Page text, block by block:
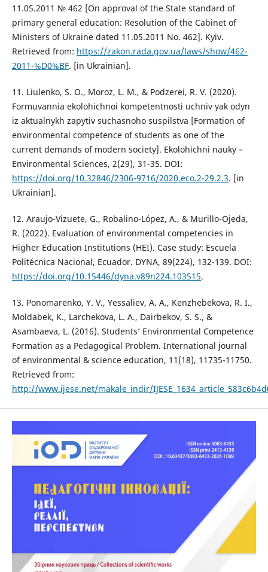
11.05.2011 № 462 [On approval of the State standard of
primary general education: Resolution of the Cabinet of
Ministers of Ukraine dated 11.05.2011 No. 462]. Kyiv.
Retrieved from: https://zakon.rada.gov.ua/laws/show/462-
2011-%D0%BF. [in Ukrainian].
11. Liulenko, S. O., Moroz, L. M., & Podzerei, R. V. (2020).
Formuvannia ekolohichnoi kompetentnosti uchniv yak odyn
iz aktualnykh zapytiv suchasnoho suspilstva [Formation of
environmental competence of students as one of the
current demands of modern society]. Ekolohichni nauky –
Environmental Sciences, 2(29), 31-35. DOI:
https://doi.org/10.32846/2306-9716/2020.eco.2-29.2.3. [in
Ukrainian].
12. Araujo-Vizuete, G., Robalino-López, A., & Murillo-Ojeda,
R. (2022). Evaluation of environmental competencies in
Higher Education Institutions (HEI). Case study: Escuela
Politécnica Nacional, Ecuador. DYNA, 89(224), 132-139. DOI:
https://doi.org/10.15446/dyna.v89n224.103515.
13. Ponomarenko, Y. V., Yessaliev, A. A., Kenzhebekova, R. I.,
Moldabek, K., Larchekova, L. A., Dairbekov, S. S., &
Asambaeva, L. (2016). Students’ Environmental Competence
Formation as a Pedagogical Problem. International journal
of environmental & science education, 11(18), 11735-11750.
Retrieved from:
http://www.ijese.net/makale_indir/